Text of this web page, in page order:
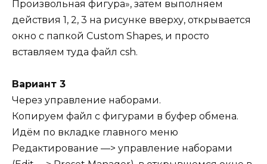
Произвольная фигура», затем выполняем
действия 1, 2, 3 на рисунке вверху, открывается
окно с папкой Custom Shapes, и просто
вставляем туда файл csh.
Вариант 3
Через управление наборами.
Копируем файл с фигурами в буфер обмена.
Идём по вкладке главного меню
Редактирование —> управление наборами